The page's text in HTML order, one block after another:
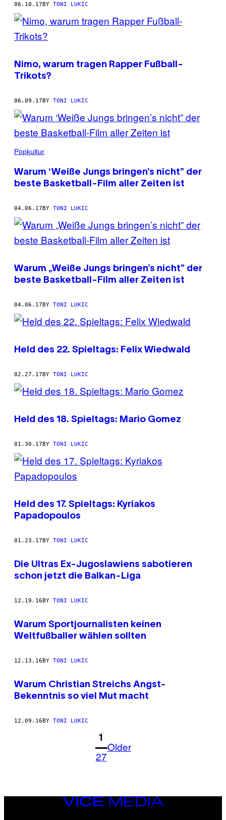
06.10.17BY TONI LUKIC
Nimo, warum tragen Rapper Fußball-
Trikots?
06.09.17BY TONI LUKIC
Popkultur
Warum ‘Weiße Jungs bringen’s nicht” der
beste Basketball-Film aller Zeiten ist
04.06.17BY TONI LUKIC
Warum „Weiße Jungs bringen’s nicht” der
beste Basketball-Film aller Zeiten ist
04.06.17BY TONI LUKIC
Held des 22. Spieltags: Felix Wiedwald
02.27.17BY TONI LUKIC
Held des 18. Spieltags: Mario Gomez
01.30.17BY TONI LUKIC
Held des 17. Spieltags: Kyriakos
Papadopoulos
01.23.17BY TONI LUKIC
Die Ultras Ex-Jugoslawiens sabotieren
schon jetzt die Balkan-Liga
12.19.16BY TONI LUKIC
Warum Sportjournalisten keinen
Weltfußballer wählen sollten
12.13.16BY TONI LUKIC
Warum Christian Streichs Angst-
Bekenntnis so viel Mut macht
12.09.16BY TONI LUKIC
1
27
Older
VICE
MEDIA